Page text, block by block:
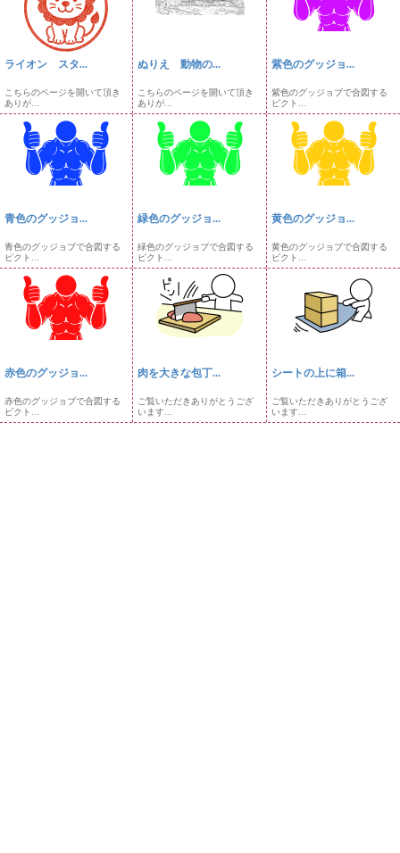
ライオン スタ...
こちらのページを開いて頂き
ありが...
ぬりえ 動物の...
こちらのページを開いて頂き
ありが...
紫色のグッジョ...
紫色のグッジョブで合図する
ピクト...
青色のグッジョ...
青色のグッジョブで合図する
ピクト...
緑色のグッジョ...
緑色のグッジョブで合図する
ピクト...
黄色のグッジョ...
黄色のグッジョブで合図する
ピクト...
赤色のグッジョ...
赤色のグッジョブで合図する
ピクト...
肉を大きな包丁...
ご覧いただきありがとうござ
います...
シートの上に箱...
ご覧いただきありがとうござ
います...